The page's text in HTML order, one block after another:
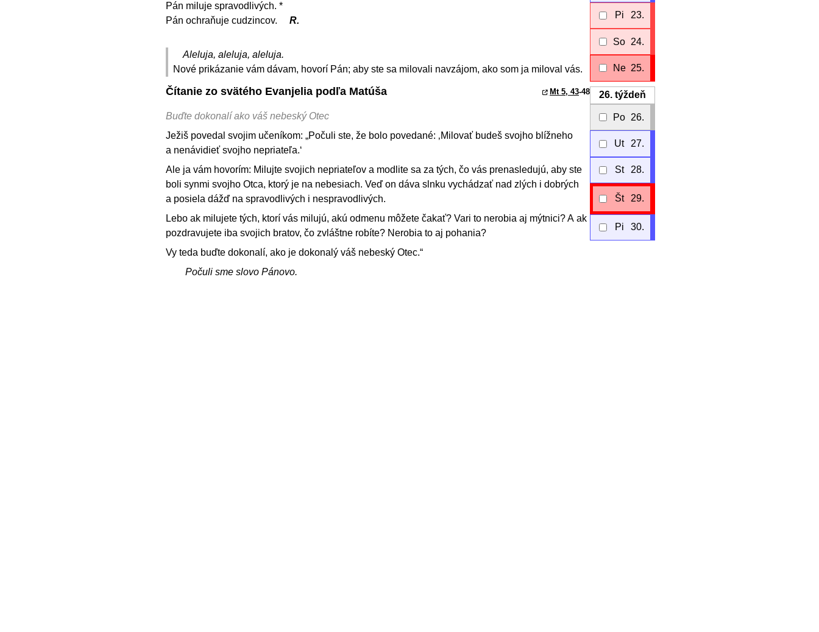
Pán miluje spravodlivých. *
Pán ochraňuje cudzincov.
R.
Aleluja, aleluja, aleluja.
Nové prikázanie vám dávam, hovorí Pán; aby ste sa milovali navzájom, ako som ja miloval vás.
Čítanie zo svätého Evanjelia podľa Matúša Mt 5, 43-48
Buďte dokonalí ako váš nebeský Otec
Ježiš povedal svojim učeníkom: „Počuli ste, že bolo povedané: ‚Milovať budeš svojho blížneho
a nenávidieť svojho nepriateľa.‘
Ale ja vám hovorím: Milujte svojich nepriateľov a modlite sa za tých, čo vás prenasledujú, aby ste
boli synmi svojho Otca, ktorý je na nebesiach. Veď on dáva slnku vychádzať nad zlých i dobrých
a posiela dážď na spravodlivých i nespravodlivých.
Lebo ak milujete tých, ktorí vás milujú, akú odmenu môžete čakať? Vari to nerobia aj mýtnici? A ak
pozdravujete iba svojich bratov, čo zvláštne robíte? Nerobia to aj pohania?
Vy teda buďte dokonalí, ako je dokonalý váš nebeský Otec.“
Počuli sme slovo Pánovo.
Pi 23.
So 24.
Ne 25.
26. týždeň
Po 26.
Ut 27.
St 28.
Št 29.
Pi 30.